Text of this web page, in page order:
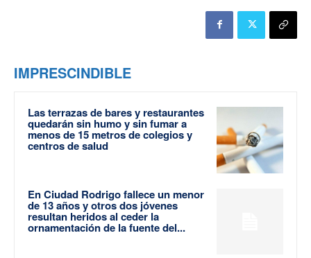
IMPRESCINDIBLE
Las terrazas de bares y restaurantes
quedarán sin humo y sin fumar a
menos de 15 metros de colegios y
centros de salud
En Ciudad Rodrigo fallece un menor
de 13 años y otros dos jóvenes
resultan heridos al ceder la
ornamentación de la fuente del...